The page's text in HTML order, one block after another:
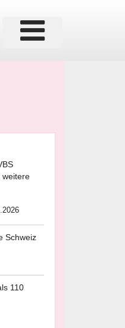
weitere
Schweiz
110